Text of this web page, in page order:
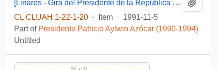
[Linares - Gira del Presidente de la República Don Patricio Aylwin Azocar a la VII Región del Maule].
CL CLUAH 1-22-1-20 · Item · 1991-11-5
Part of Presidente Patricio Aylwin Azócar (1990-1994)
Untitled